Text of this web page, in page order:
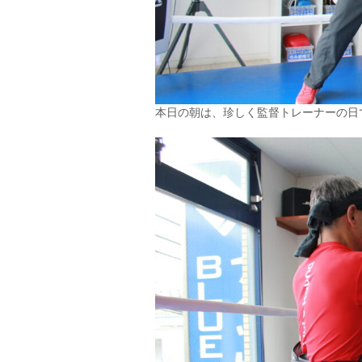
本日の朝は、珍しく監督トレーナーの日